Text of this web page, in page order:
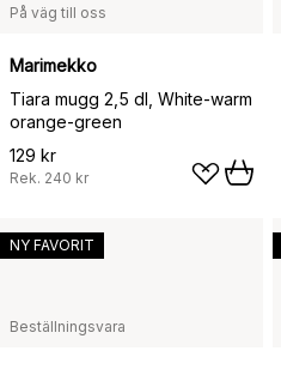
På väg till oss
Marimekko
Tiara mugg 2,5 dl, White-warm
orange-green
129 kr
Rek. 240 kr
Beställningsvara
NY FAVORIT